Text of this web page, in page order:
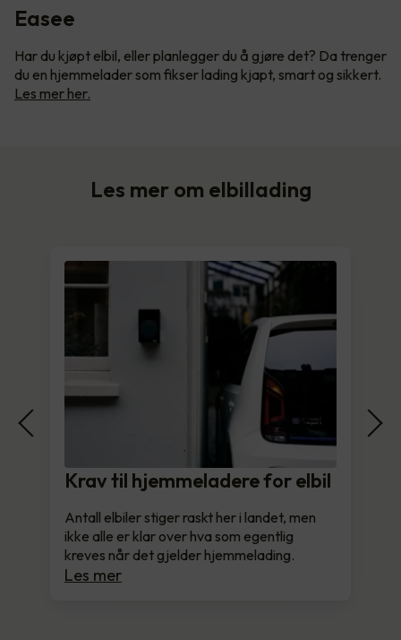
Easee
Har du kjøpt elbil, eller planlegger du å gjøre det? Da trenger
du en hjemmelader som fikser lading kjapt, smart og sikkert.
Les mer her.
Les mer om elbillading
Krav til hjemmeladere for elbil
Antall elbiler stiger raskt her i landet, men
ikke alle er klar over hva som egentlig
kreves når det gjelder hjemmelading.
Les mer